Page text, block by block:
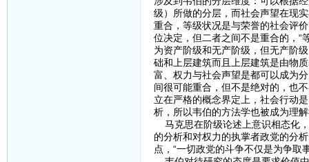
级）所做的分层，而社会声望在现
重合，等级状况是与荣誉的社会评
位决定，但二者之间不是重合的，“
为资产阶级和无产阶级，但无产阶
础和上层建筑而且上层建筑是由物
富、权力与社会声望是都可以成为
间很可能重合，但不是绝对的，也
立在严格的概念界定上，社会行动
析，所以韦伯的方法学也被成为理
马克思在阶级论述上意识相态化
的分析和对权力的执掌者政党的分
点，“一切政党的斗争不仅是为争取